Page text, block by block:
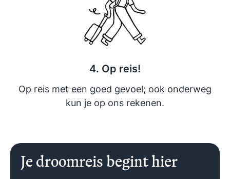
4. Op reis!
Op reis met een goed gevoel; ook onderweg
kun je op ons rekenen.
Je droomreis begint hier